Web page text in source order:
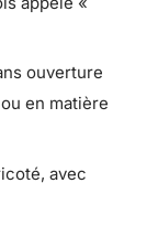
ouverture
en matière
avec